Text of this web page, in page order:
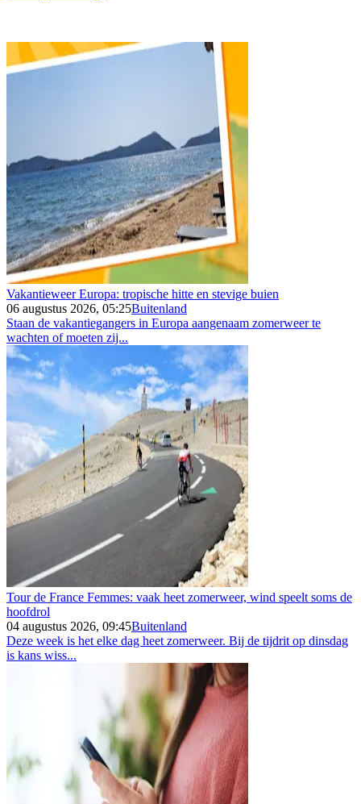
Vakantieweer Europa: tropische hitte en stevige buien
06 augustus 2026, 05:25Buitenland
Staan de vakantiegangers in Europa aangenaam zomerweer te
wachten of moeten zij...
Tour de France Femmes: vaak heet zomerweer, wind speelt soms de
hoofdrol
04 augustus 2026, 09:45Buitenland
Deze week is het elke dag heet zomerweer. Bij de tijdrit op dinsdag
is kans wiss...